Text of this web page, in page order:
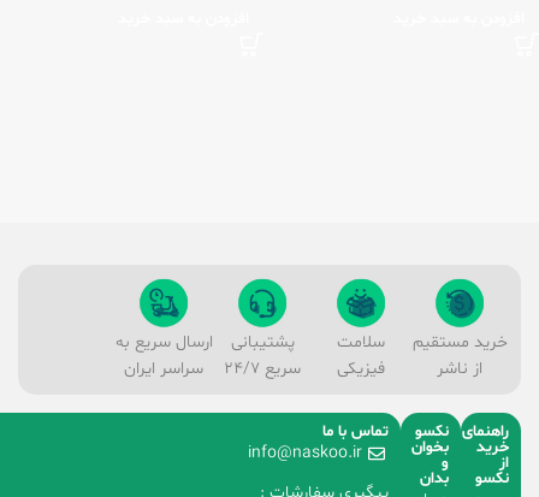
خرید مستقیم
از ناشر
سلامت
فیزیکی
پشتیبانی
سریع 24/7
ارسال سریع به
سراسر ایران
راهنمای
خرید
از
نکسو
نکسو
بخوان
و
بدان
تماس با ما
info@naskoo.ir